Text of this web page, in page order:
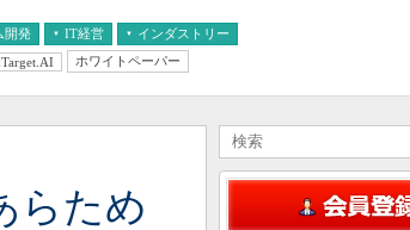
開発 IT経営 インダストリー
ホワイトペーパー
らため